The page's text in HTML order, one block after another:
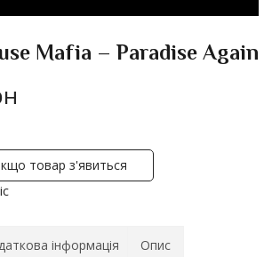
Mafia – Paradise Again
товар з'явиться
інформація Опис